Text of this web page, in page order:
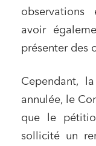
observations
avoir
présenter des
Cependant,
annulée, le
que le
sollicité un